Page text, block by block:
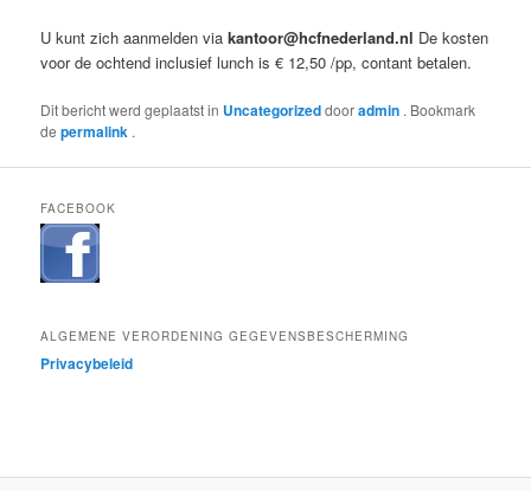
U kunt zich aanmelden viakantoor@hcfnederland.nl De kosten
voor de ochtend inclusief lunch is € 12,50 /pp, contant betalen.
Dit bericht werd geplaatst in Uncategorizeddooradmin . Bookmark
depermalink .
FACEBOOK
ALGEMENE VERORDENING GEGEVENSBESCHERMING
Privacybeleid